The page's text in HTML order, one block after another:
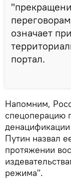
означает
портал.
Напомним,
спецоперацию
Путин назвал
протяжении
режима".